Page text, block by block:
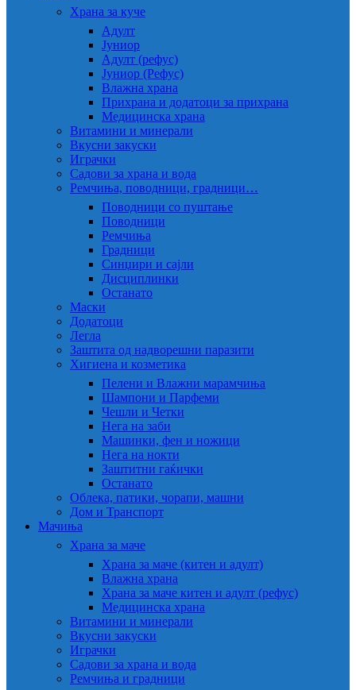
Храна за куче
Адулт
Јуниор
Адулт (рефус)
Јуниор (Рефус)
Влажна храна
Прихрана и додатоци за прихрана
Медицинска храна
Витамини и минерали
Вкусни закуски
Играчки
Садови за храна и вода
Ремчиња, поводници, градници…
Поводници со пуштање
Поводници
Ремчиња
Градници
Синџири и сајли
Дисциплинки
Останато
Маски
Додатоци
Легла
Заштита од надворешни паразити
Хигиена и козметика
Пелени и Влажни марамчиња
Шампони и Парфеми
Чешли и Четки
Нега на заби
Машинки, фен и ножици
Нега на нокти
Заштитни гаќички
Останато
Облека, патики, чорапи, машни
Дом и Транспорт
Мачиња
Храна за маче
Храна за маче (китен и адулт)
Влажна храна
Храна за маче китен и адулт (рефус)
Медицинска храна
Витамини и минерали
Вкусни закуски
Играчки
Садови за храна и вода
Ремчиња и градници